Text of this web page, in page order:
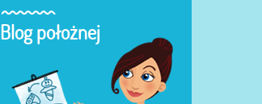
Blog położnej